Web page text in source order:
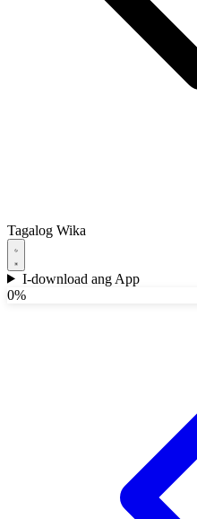
Tagalog Wika
I-download ang App
0%